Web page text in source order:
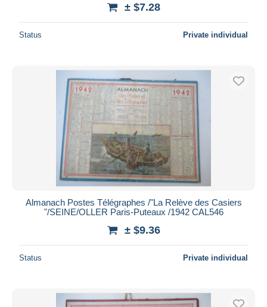
± $7.28
Status Private individual
Almanach Postes Télégraphes /"La Relève des Casiers
"/SEINE/OLLER Paris-Puteaux /1942 CAL546
± $9.36
Status Private individual